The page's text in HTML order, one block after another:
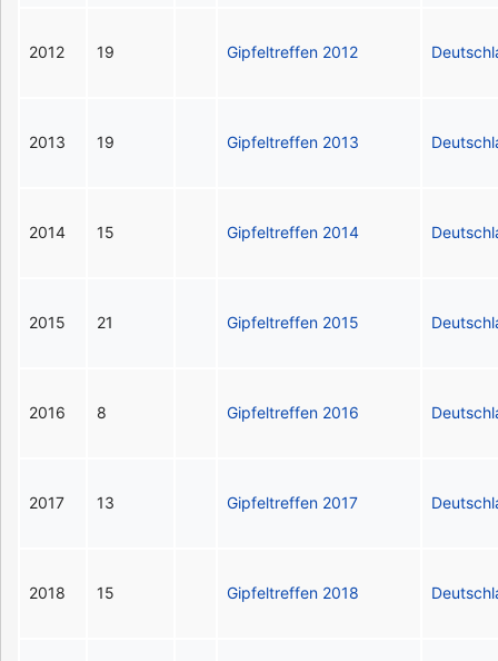
2012 19 Gipfeltreffen 2012
2013 19 Gipfeltreffen 2013
2014 15 Gipfeltreffen 2014
2015 21 Gipfeltreffen 2015
2016 8 Gipfeltreffen 2016
2017 13 Gipfeltreffen 2017
2018 15 Gipfeltreffen 2018